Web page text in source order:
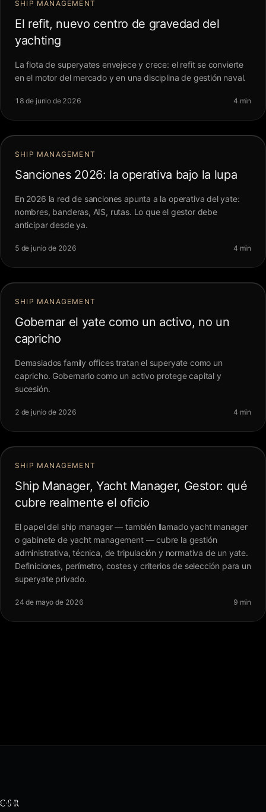
SHIP MANAGEMENT
El refit, nuevo centro de gravedad del
yachting
La flota de superyates envejece y crece: el refit se convierte
en el motor del mercado y en una disciplina de gestión naval.
18 de junio de 2026 4 min
SHIP MANAGEMENT
Sanciones 2026: la operativa bajo la lupa
En 2026 la red de sanciones apunta a la operativa del yate:
nombres, banderas, AIS, rutas. Lo que el gestor debe
anticipar desde ya.
5 de junio de 2026 4 min
SHIP MANAGEMENT
Gobernar el yate como un activo, no un
capricho
Demasiados family offices tratan el superyate como un
capricho. Gobernarlo como un activo protege capital y
sucesión.
2 de junio de 2026 4 min
SHIP MANAGEMENT
Ship Manager, Yacht Manager, Gestor: qué
cubre realmente el oficio
El papel del ship manager — también llamado yacht manager
o gabinete de yacht management — cubre la gestión
administrativa, técnica, de tripulación y normativa de un yate.
Definiciones, perímetro, costes y criterios de selección para un
superyate privado.
24 de mayo de 2026 9 min